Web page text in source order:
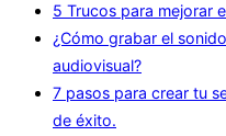
5 Trucos para mejorar
¿Cómo grabar el
audiovisual?
7 pasos para crear tu
de éxito.